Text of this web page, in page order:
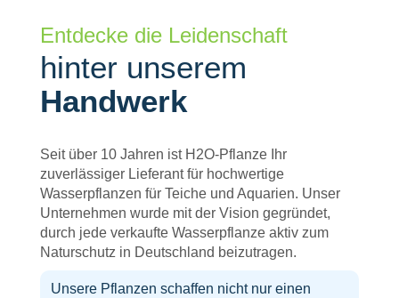
Entdecke die Leidenschaft
hinter unserem
Handwerk
Seit über 10 Jahren ist H2O-Pflanze Ihr
zuverlässiger Lieferant für hochwertige
Wasserpflanzen für Teiche und Aquarien. Unser
Unternehmen wurde mit der Vision gegründet,
durch jede verkaufte Wasserpflanze aktiv zum
Naturschutz in Deutschland beizutragen.
Unsere Pflanzen schaffen nicht nur einen